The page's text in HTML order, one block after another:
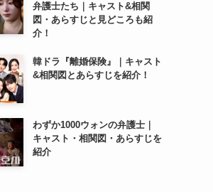
弁護士たち｜キャスト&相関
図・あらすじと見どころも紹
介！
韓ドラ『離婚保険』｜キャスト
&相関図とあらすじを紹介！
わずか1000ウォンの弁護士｜
キャスト・相関図・あらすじを
紹介